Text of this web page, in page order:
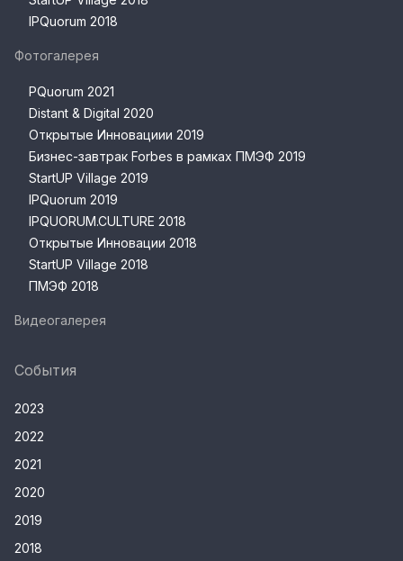
IPQuorum 2018
Фотогалерея
PQuorum 2021
Distant & Digital 2020
Открытые Инновациии 2019
Бизнес-завтрак Forbes в рамках ПМЭФ 2019
StartUP Village 2019
IPQuorum 2019
IPQUORUM.CULTURE 2018
Открытые Инновации 2018
StartUP Village 2018
ПМЭФ 2018
Видеогалерея
События
2023
2022
2021
2020
2019
2018